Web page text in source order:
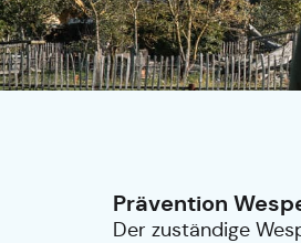
Prävention
Der zuständige